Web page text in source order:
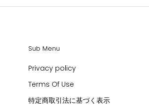
Sub Menu
Privacy policy
Terms Of Use
特定商取引法に基づく表示